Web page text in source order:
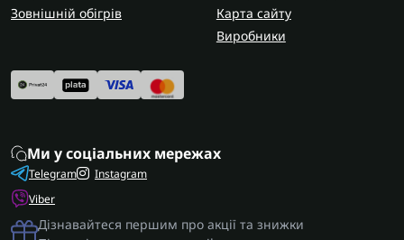
Зовнішній обігрів
Карта сайту
Виробники
Ми у соціальних мережах
Telegram
Viber
Instagram
Дізнавайтеся першим про акції та знижки